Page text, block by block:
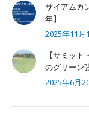
サイアムカ
年】
2025年11月
【サミッ
のグリーン
2025年6月